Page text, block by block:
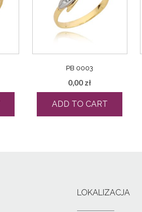
PB 0003
0,00 zł
ADD TO CART
LOKALIZACJA